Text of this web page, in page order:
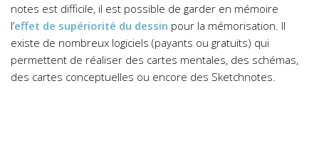
notes est difficile, il est possible de garder en mémoire
l’effet de supériorité du dessin pour la mémorisation. Il
existe de nombreux logiciels (payants ou gratuits) qui
permettent de réaliser des cartes mentales, des schémas,
des cartes conceptuelles ou encore des Sketchnotes.